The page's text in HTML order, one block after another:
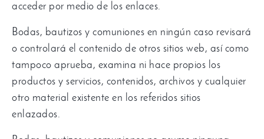
acceder por medio de los enlaces.
Bodas, bautizos y comuniones en ningún caso revisará
o controlará el contenido de otros sitios web, así como
tampoco aprueba, examina ni hace propios los
productos y servicios, contenidos, archivos y cualquier
otro material existente en los referidos sitios
enlazados.